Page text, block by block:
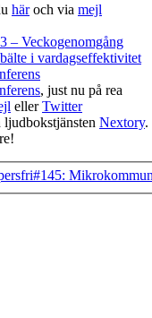
häroch via mejl
– Veckogenomgång
i vardagseffektivitet
, just nu på rea
ellerTwitter
ljudbokstjänsten Nextory.
#145: